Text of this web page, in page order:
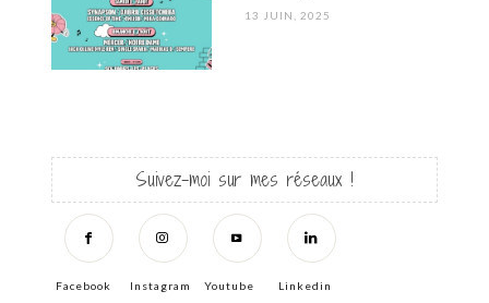
POSTED
13 JUIN, 2025
Suivez-moi sur mes réseaux !
Facebook Instagram Youtube Linkedin